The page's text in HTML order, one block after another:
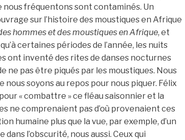
nous fréquentons sont contaminés. Un
sur l’histoire des moustiques en Afrique
hommes et des moustiques en Afrique, et
certaines périodes de l’année, les nuits
ont inventé des rites de danses nocturnes
ne pas être piqués par les moustiques. Nous
soyons au repos pour nous piquer. Félix
« combattre » ce fléau saisonnier et la
ne comprenaient pas d’où provenaient ces
humaine plus que la vue, par exemple, d’un
dans l’obscurité, nous aussi. Ceux qui